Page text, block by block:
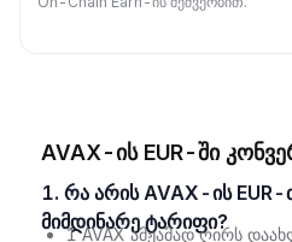
AVAX-ის EUR-ში
1. რა არის AVAX-ის EUR-თან გაცვლის
მიმდინარე ტარიფი?
1 AVAX ამჟამად ღირს